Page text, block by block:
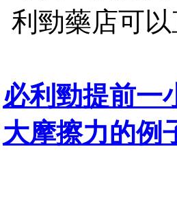
利勁藥店可
必利勁提前一
大摩擦力的例